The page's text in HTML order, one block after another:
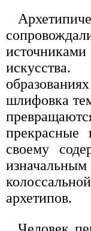
шлифовка
своему
архетипов.